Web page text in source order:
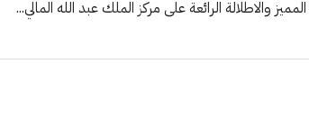
والاطلالة الرائعة على مركز الملك عبد الله المالي...